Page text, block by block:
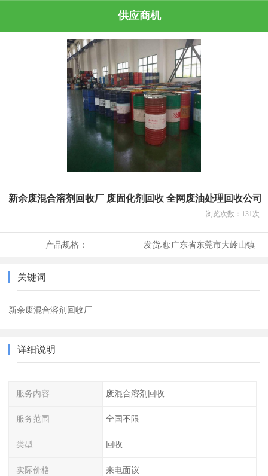
供应商机
新余废混合溶剂回收厂 废固化剂回收 全网废油处理回收公司
浏览次数： 131 次
产品规格： 发货地:广东省东莞市大岭山镇
关键词
新余废混合溶剂回收厂
详细说明
服务内容 废混合溶剂回收
服务范围 全国不限
类型 回收
实际价格 来电面议